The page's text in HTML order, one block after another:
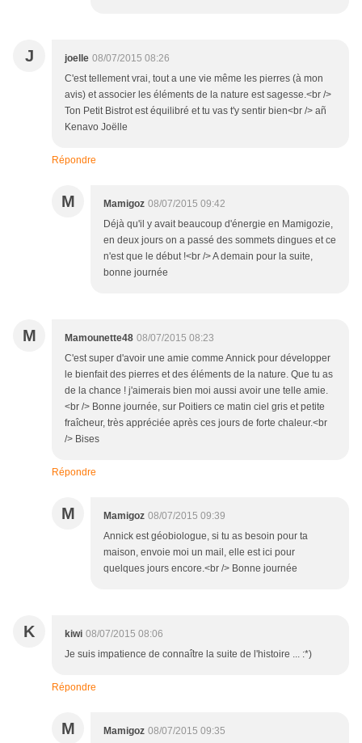
J joelle 08/07/2015 08:26
C'est tellement vrai, tout a une vie même les pierres (à mon
avis) et associer les éléments de la nature est sagesse.<br />
Ton Petit Bistrot est équilibré et tu vas t'y sentir bien<br /> añ
Kenavo Joëlle
Répondre
M Mamigoz 08/07/2015 09:42
Déjà qu'il y avait beaucoup d'énergie en Mamigozie,
en deux jours on a passé des sommets dingues et ce
n'est que le début !<br /> A demain pour la suite,
bonne journée
M Mamounette48 08/07/2015 08:23
C'est super d'avoir une amie comme Annick pour développer
le bienfait des pierres et des éléments de la nature. Que tu as
de la chance ! j'aimerais bien moi aussi avoir une telle amie.
<br /> Bonne journée, sur Poitiers ce matin ciel gris et petite
fraîcheur, très appréciée après ces jours de forte chaleur.<br
/> Bises
Répondre
M Mamigoz 08/07/2015 09:39
Annick est géobiologue, si tu as besoin pour ta
maison, envoie moi un mail, elle est ici pour
quelques jours encore.<br /> Bonne journée
K kiwi 08/07/2015 08:06
Je suis impatience de connaître la suite de l'histoire ... :*)
Répondre
M Mamigoz 08/07/2015 09:35